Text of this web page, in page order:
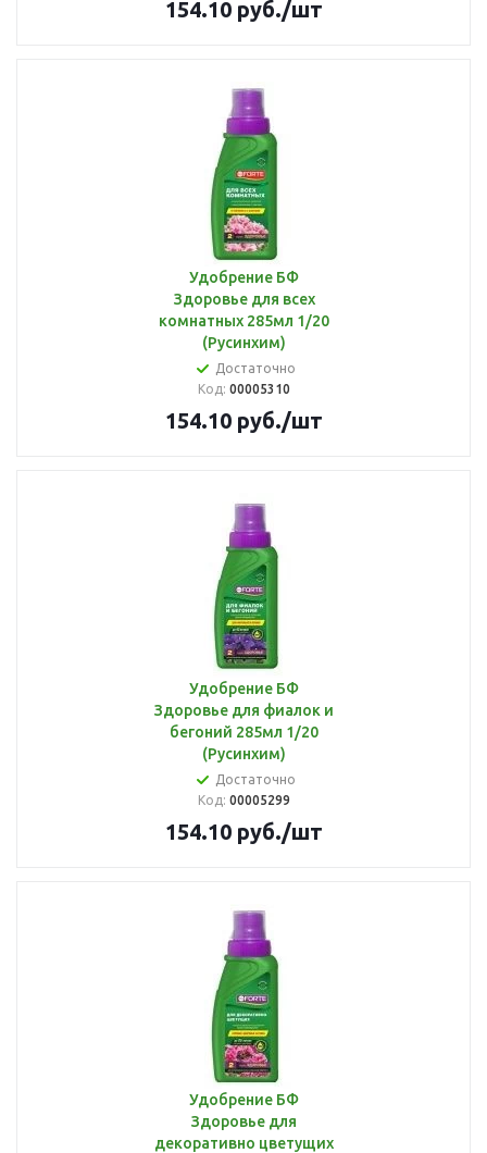
154.10 руб./шт
Удобрение БФ
Здоровье для всех
комнатных 285мл 1/20
(Русинхим)
Достаточно
Код: 00005310
154.10 руб./шт
Удобрение БФ
Здоровье для фиалок и
бегоний 285мл 1/20
(Русинхим)
Достаточно
Код: 00005299
154.10 руб./шт
Удобрение БФ
Здоровье для
декоративно цветущих